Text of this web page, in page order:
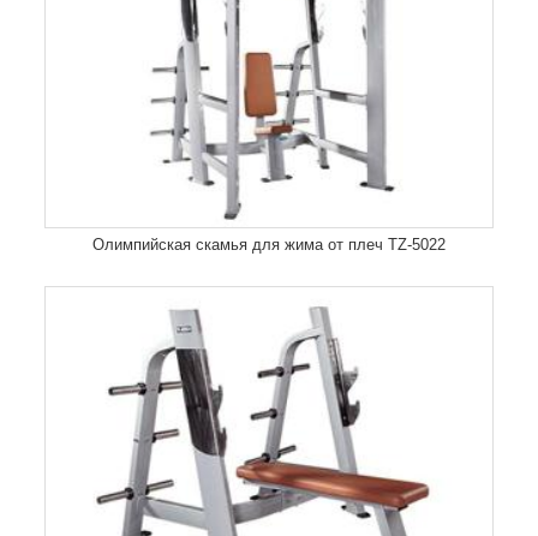
Олимпийская скамья для жима от плеч TZ-5022